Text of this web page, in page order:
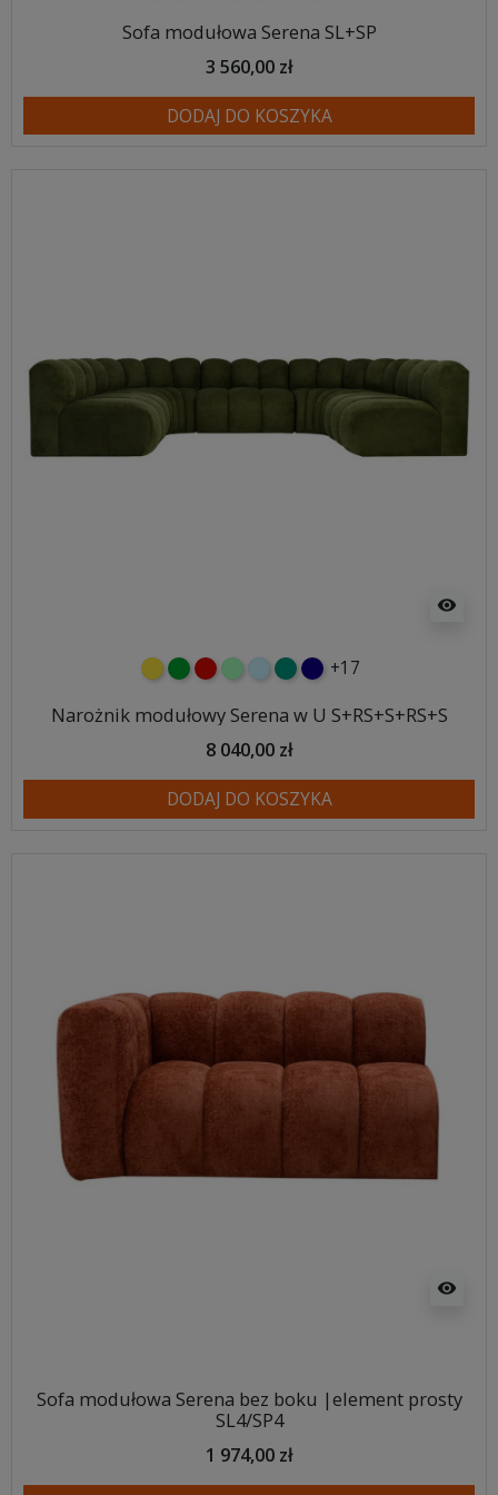
Sofa modułowa Serena SL+SP
3 560,00 zł
DODAJ DO KOSZYKA
visibility
żółtyzielonyczerwony
miętowybłękitnyturkusowy
granatowy
+17
Narożnik modułowy Serena w U S+RS+S+RS+S
8 040,00 zł
DODAJ DO KOSZYKA
visibility
Sofa modułowa Serena bez boku |element prosty
SL4/SP4
1 974,00 zł